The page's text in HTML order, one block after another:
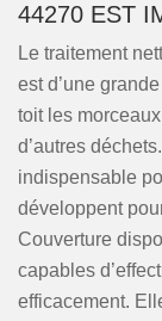
44270 EST
Le traitement
est d’une
toit les
d’autres
indispensable
développent
Couverture
capables
efficacement.